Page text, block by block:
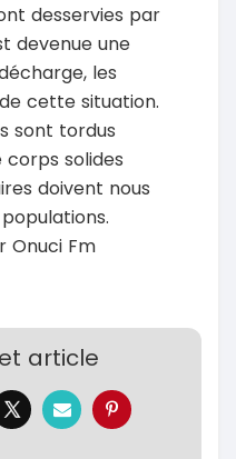
desservies par
devenue une
les
cette situation.
sont tordus
corps solides
doivent nous
Onuci Fm
article